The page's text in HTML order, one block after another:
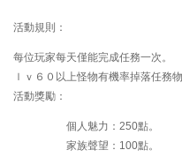
活動規則：
每位玩家每天僅能完成任務一次。
ｌｖ６０以上怪物有機率掉落任務
活動獎勵：
個人魅力：250點。
家族聲望：100點。